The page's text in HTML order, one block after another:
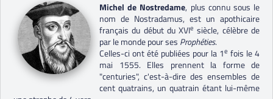
Michel de Nostredame, plus connu sous le
nom de Nostradamus, est un apothicaire
français du début du XVIe siècle, célèbre de
par le monde pour ses Prophéties.
Celles-ci ont été publiées pour la 1e fois le 4
mai 1555. Elles prennent la forme de
"centuries", c'est-à-dire des ensembles de
cent quatrains, un quatrain étant lui-même